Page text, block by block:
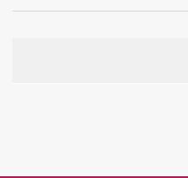
الزوج عن زوجته وبنيه
. "
( كالعدم ) وكأنها في
الربع ولابنيها